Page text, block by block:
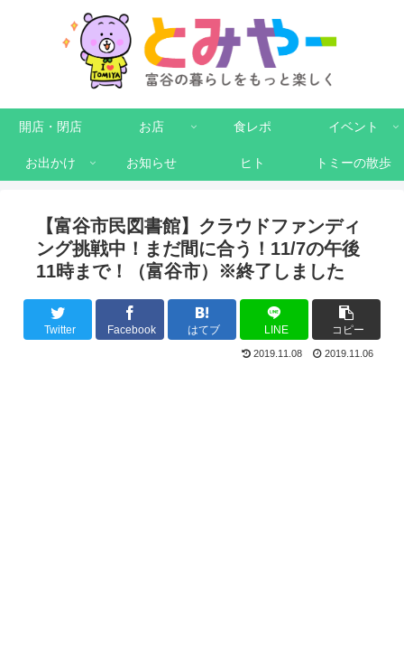
開店・閉店 お店 食レポ イベント
お出かけ お知らせ ヒト トミーの散歩
【富谷市民図書館】クラウドファンディ
ング挑戦中！まだ間に合う！11/7の午後
11時まで！（富谷市）※終了しました
Twitter Facebook はてブ LINE コピー
2019.11.08 2019.11.06